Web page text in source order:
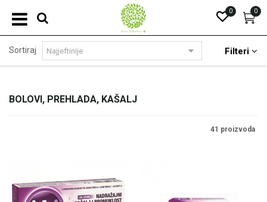
0
0
BOLOVI, PREHLADA, KAŠALJ
Sortiraj Filteri
41 proizvoda